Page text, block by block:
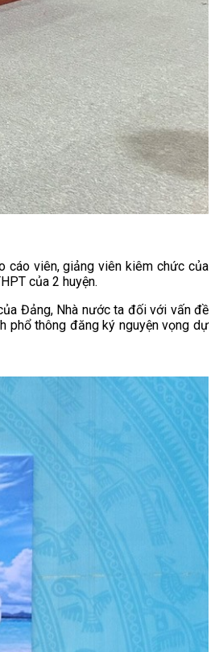
cáo viên, giảng viên kiêm chức của
của 2 huyện.
Đảng, Nhà nước ta đối với vấn đề
phổ thông đăng ký nguyện vọng dự